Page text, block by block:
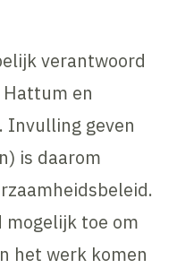
verantwoord
en
Invulling geven
is daarom
mogelijk toe om
het werk komen